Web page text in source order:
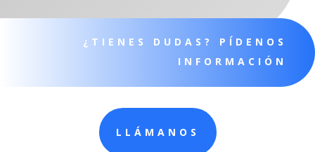
¿TIENES DUDAS? PÍDENOS
INFORMACIÓN
LLÁMANOS